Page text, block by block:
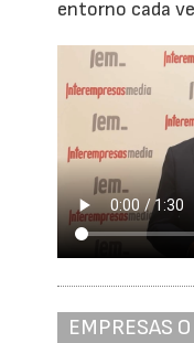
entorno cada
EMPRESAS